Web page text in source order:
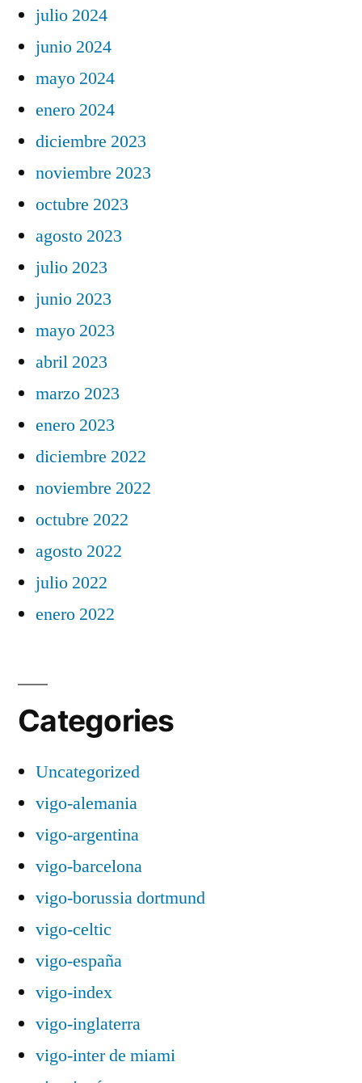
julio 2024
junio 2024
mayo 2024
enero 2024
diciembre 2023
noviembre 2023
octubre 2023
agosto 2023
julio 2023
junio 2023
mayo 2023
abril 2023
marzo 2023
enero 2023
diciembre 2022
noviembre 2022
octubre 2022
agosto 2022
julio 2022
enero 2022
Categories
Uncategorized
vigo-alemania
vigo-argentina
vigo-barcelona
vigo-borussia dortmund
vigo-celtic
vigo-españa
vigo-index
vigo-inglaterra
vigo-inter de miami